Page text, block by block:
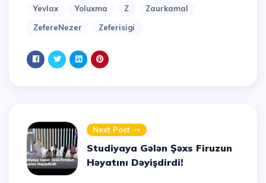
Yevlax
Yoluxma Z
Zaurkamal
ZefereNezer
Zeferisigi
Next Post
Studiyaya Gələn Şəxs Firuzun
Həyatını Dəyişdirdi!